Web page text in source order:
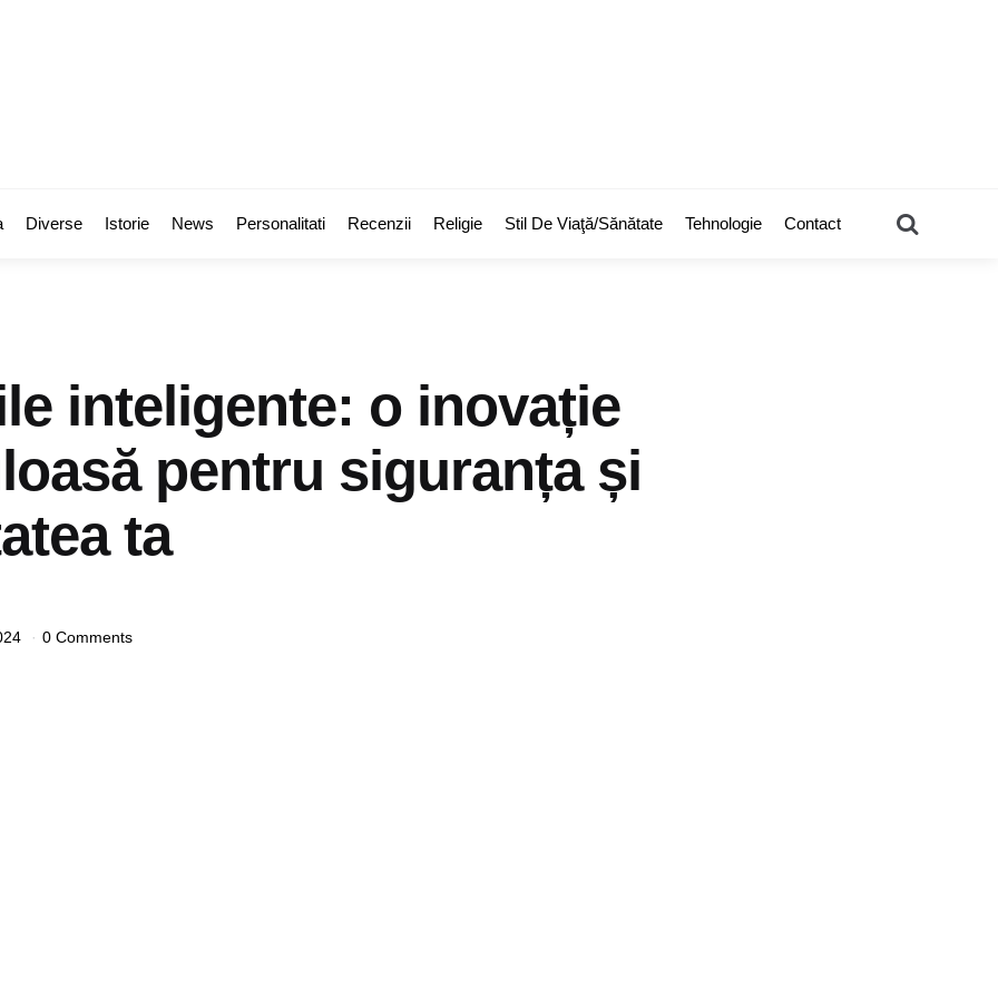
Diverse Istorie News Personalitati Recenzii Religie Stil De Viaţă/Sănătate Tehnologie Contact
inteligente: o inovație
pentru siguranța și
ta
0 Comments